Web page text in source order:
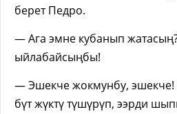
берет Педро.
— Ага эмне кубанып
ыйлабайсыңбы!
— Эшекче жокмунбу,
бүт жүктү түшүрүп, ээрди